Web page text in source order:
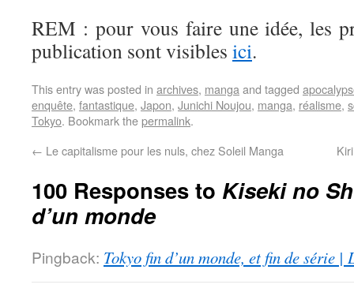
REM : pour vous faire une idée, les
publication sont visibles ici.
This entry was posted in archives, manga and tagged
enquête, fantastique, Japon, Junichi Noujou, manga, réalisme,
Tokyo. Bookmark thepermalink.
← Le capitalisme pour les nuls, chez Soleil Manga
100 Responses to Kiseki no
d’un monde
Pingback: Tokyo fin d’un monde, et fin de série |